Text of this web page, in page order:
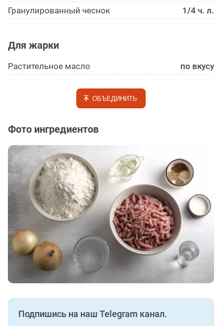
Гранулированный чеснок
1/4 ч. л.
Для жарки
Растительное масло по вкусу
ОБЪЕДИНИТЬ
Фото ингредиентов
Подпишись на наш Telegram канал.